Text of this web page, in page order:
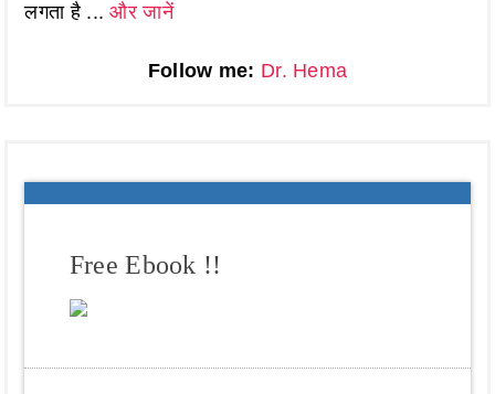
लगता है ...और जानें
Follow me: Dr. Hema
Free Ebook !!